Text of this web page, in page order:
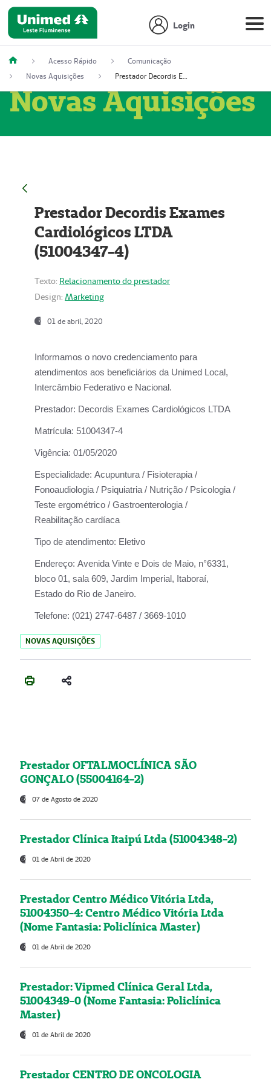
Login
Acesso Rápido
Comunicação
Novas Aquisições
Prestador Decordis Exames Cardiológicos LTDA (51004347-4)
Novas Aquisições
Prestador Decordis Exames
Cardiológicos LTDA
(51004347-4)
Texto: Relacionamento do prestador
Design: Marketing
01 de abril, 2020
Informamos o novo credenciamento para
atendimentos aos beneficiários da Unimed Local,
Intercâmbio Federativo e Nacional.
Prestador: Decordis Exames Cardiológicos LTDA
Matrícula: 51004347-4
Vigência: 01/05/2020
Especialidade: Acupuntura / Fisioterapia /
Fonoaudiologia / Psiquiatria / Nutrição / Psicologia /
Teste ergométrico / Gastroenterologia /
Reabilitação cardíaca
Tipo de atendimento: Eletivo
Endereço: Avenida Vinte e Dois de Maio, n°6331,
bloco 01, sala 609, Jardim Imperial, Itaboraí,
Estado do Rio de Janeiro.
Telefone: (021) 2747-6487 / 3669-1010
NOVAS AQUISIÇÕES
Prestador OFTALMOCLÍNICA SÃO
GONÇALO (55004164-2)
07 de Agosto de 2020
Prestador Clínica Itaipú Ltda (51004348-2)
01 de Abril de 2020
Prestador Centro Médico Vitória Ltda,
51004350-4: Centro Médico Vitória Ltda
(Nome Fantasia: Policlínica Master)
01 de Abril de 2020
Prestador: Vipmed Clínica Geral Ltda,
51004349-0 (Nome Fantasia: Policlínica
Master)
01 de Abril de 2020
Prestador CENTRO DE ONCOLOGIA